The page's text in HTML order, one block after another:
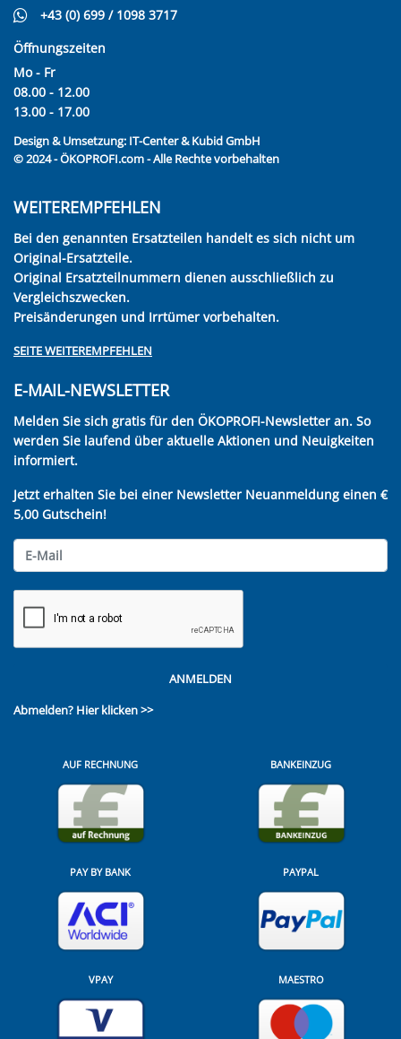
+43 (0) 699 / 1098 3717
Öffnungszeiten
Mo - Fr
08.00 - 12.00
13.00 - 17.00
Design & Umsetzung: IT-Center & Kubid GmbH
© 2024 - ÖKOPROFI.com - Alle Rechte vorbehalten
WEITEREMPFEHLEN
Bei den genannten Ersatzteilen handelt es sich nicht um
Original-Ersatzteile.
Original Ersatzteilnummern dienen ausschließlich zu
Vergleichszwecken.
Preisänderungen und Irrtümer vorbehalten.
SEITE WEITEREMPFEHLEN
E-MAIL-NEWSLETTER
Melden Sie sich gratis für den ÖKOPROFI-Newsletter an. So
werden Sie laufend über aktuelle Aktionen und Neuigkeiten
informiert.
Jetzt erhalten Sie bei einer Newsletter Neuanmeldung einen €
5,00 Gutschein!
ANMELDEN
Abmelden? Hier klicken >>
AUF RECHNUNG BANKEINZUG
PAY BY BANK PAYPAL
VPAY MAESTRO